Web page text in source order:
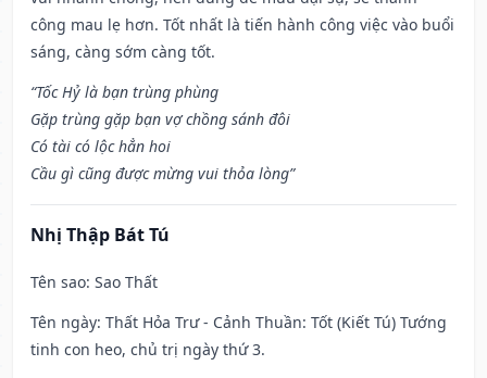
công mau lẹ hơn. Tốt nhất là tiến hành công việc vào buổi
sáng, càng sớm càng tốt.
“Tốc Hỷ là bạn trùng phùng
Gặp trùng gặp bạn vợ chồng sánh đôi
Có tài có lộc hẳn hoi
Cầu gì cũng được mừng vui thỏa lòng”
Nhị Thập Bát Tú
Tên sao: Sao Thất
Tên ngày: Thất Hỏa Trư - Cảnh Thuần: Tốt (Kiết Tú) Tướng
tinh con heo, chủ trị ngày thứ 3.